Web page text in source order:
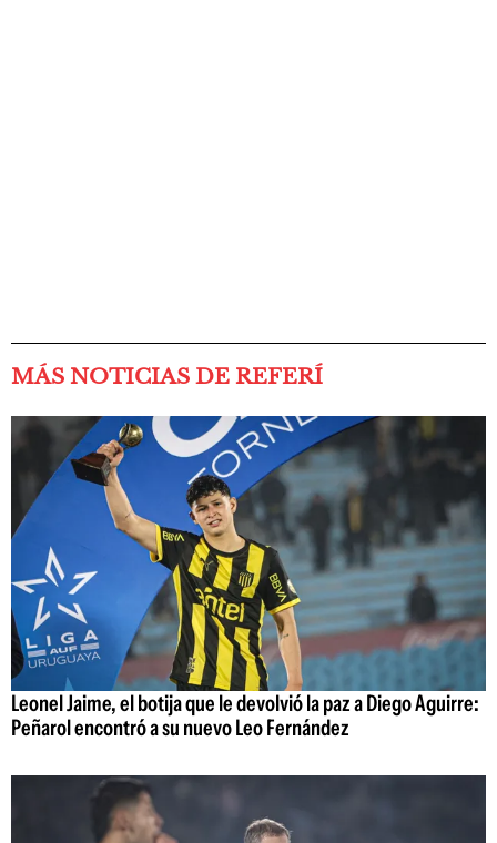
MÁS NOTICIAS DE REFERÍ
Leonel Jaime, el botija que le devolvió la paz a Diego Aguirre:
Peñarol encontró a su nuevo Leo Fernández